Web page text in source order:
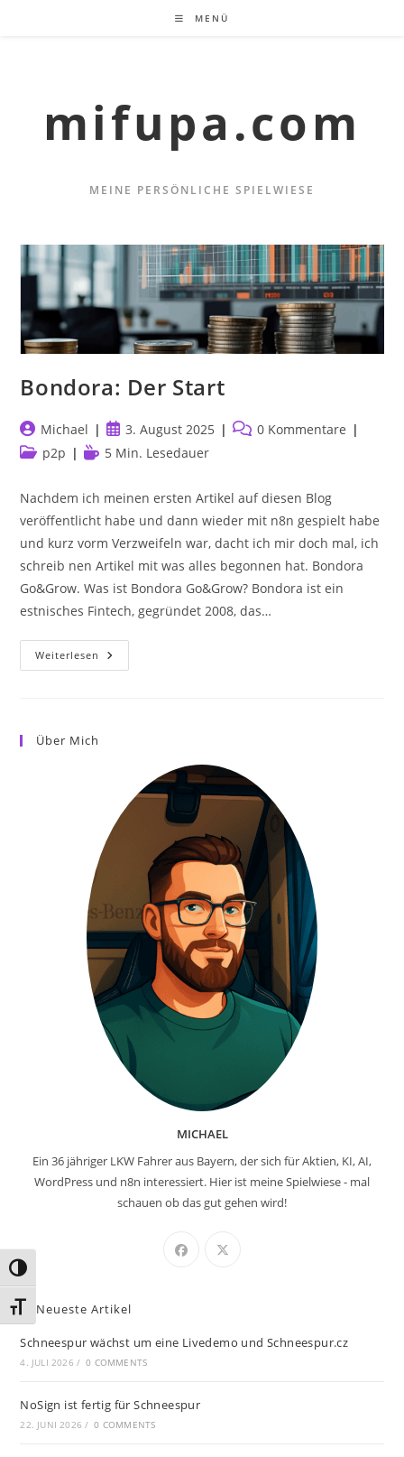
Umschalten auf hohe Kontraste
Schrift vergrößern
MENÜ
mifupa.com
MEINE PERSÖNLICHE SPIELWIESE
Bondora: Der Start
Beitrags-
Autor:
Michael
Beitrag
veröffentlicht:
3. August 2025
Beitrags-
0 Kommentare
Beitrags-
p2p Lesedauer:
5 Min. Lesedauer
Nachdem ich meinen ersten Artikel auf diesen Blog
veröffentlicht habe und dann wieder mit n8n gespielt habe
und kurz vorm Verzweifeln war, dacht ich mir doch mal, ich
schreib nen Artikel mit was alles begonnen hat. Bondora
Go&Grow. Was ist Bondora Go&Grow? Bondora ist ein
estnisches Fintech, gegründet 2008, das…
Weiterlesen Bondora:
Der
Über Mich
MICHAEL
Ein 36 jähriger LKW Fahrer aus Bayern, der sich für Aktien, KI, AI,
WordPress und n8n interessiert. Hier ist meine Spielwiese - mal
schauen ob das gut gehen wird!
Neueste Artikel
Schneespur wächst um eine Livedemo und Schneespur.cz
4. JULI 2026 / 0 COMMENTS
NoSign ist fertig für Schneespur
22. JUNI 2026 / 0 COMMENTS